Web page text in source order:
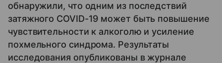
обнаружили, что одним из последствий
затяжного COVID-19 может быть повышение
чувствительности к алкоголю и усиление
похмельного синдрома. Результаты
исследования опубликованы в журнале